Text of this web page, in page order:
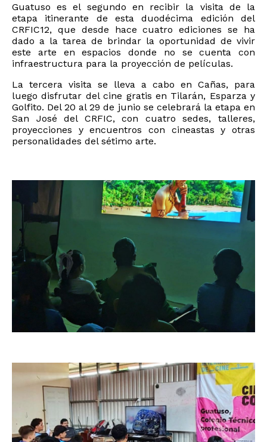
Guatuso es el segundo en recibir la visita de la
etapa itinerante de esta duodécima edición del
CRFIC12, que desde hace cuatro ediciones se ha
dado a la tarea de brindar la oportunidad de vivir
este arte en espacios donde no se cuenta con
infraestructura para la proyección de películas.
La tercera visita se lleva a cabo en Cañas, para
luego disfrutar del cine gratis en Tilarán, Esparza y
Golfito. Del 20 al 29 de junio se celebrará la etapa en
San José del CRFIC, con cuatro sedes, talleres,
proyecciones y encuentros con cineastas y otras
personalidades del sétimo arte.